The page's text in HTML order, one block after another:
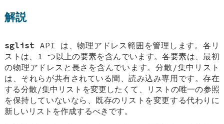
解説
sglist API は、物理アドレス範囲を管理します。各リ
ストは、1 つ以上の要素を含んでいます。各要素は、最初
の物理アドレスと長さを含んでいます。分散/集中リスト
は、それらが共有されている間、読み込み専用です。存在
する分散/集中リストを変更したくて、リストの唯一の参照
を保持していないなら、既存のリストを変更する代わりに
新しいリストを作成するべきです。